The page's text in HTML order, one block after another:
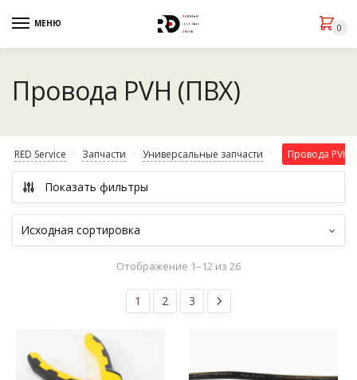
МЕНЮ 0
Провода PVH (ПВХ)
RED Service / Запчасти / Универсальные запчасти / Провода PVH
Показать фильтры
Отображение 1–12 из 26
1 2 3